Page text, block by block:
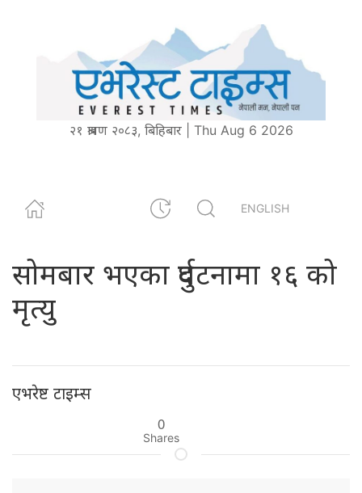
२१ श्रावण २०८३, बिहिबार | Thu Aug 6 2026
ENGLISH
सोमबार भएका दुर्घटनामा १६ को
मृत्यु
एभरेष्ट टाइम्स
0
Shares